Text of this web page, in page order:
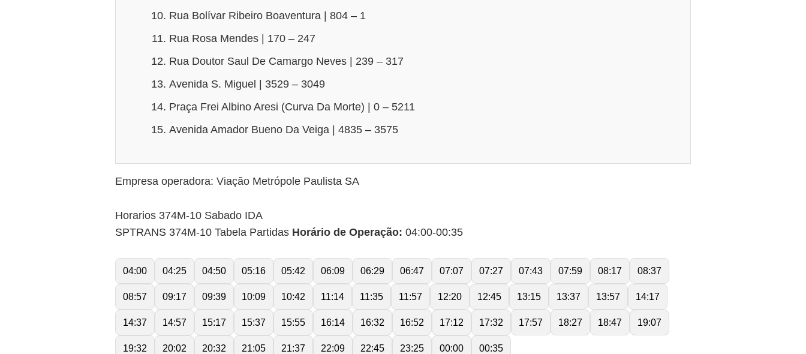
Rua Bolívar Ribeiro Boaventura | 804 – 1
Rua Rosa Mendes | 170 – 247
Rua Doutor Saul De Camargo Neves | 239 – 317
Avenida S. Miguel | 3529 – 3049
Praça Frei Albino Aresi (Curva Da Morte) | 0 – 5211
Avenida Amador Bueno Da Veiga | 4835 – 3575
Empresa operadora: Viação Metrópole Paulista SA
Horarios 374M-10 Sabado IDA
SPTRANS 374M-10 Tabela Partidas Horário de Operação: 04:00-00:35
04:00 04:25 04:50 05:16 05:42 06:09 06:29 06:47 07:07 07:27 07:43 07:59 08:17 08:37
08:57 09:17 09:39 10:09 10:42 11:14 11:35 11:57 12:20 12:45 13:15 13:37 13:57 14:17
14:37 14:57 15:17 15:37 15:55 16:14 16:32 16:52 17:12 17:32 17:57 18:27 18:47 19:07
19:32 20:02 20:32 21:05 21:37 22:09 22:45 23:25 00:00 00:35